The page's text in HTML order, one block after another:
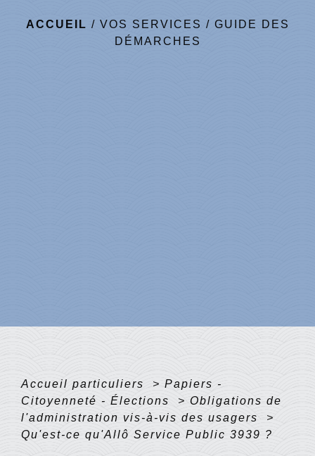
ACCUEIL / VOS SERVICES / GUIDE DES
DÉMARCHES
Accueil particuliers > Papiers -
Citoyenneté - Élections
> Obligations de
l'administration vis-à-vis des usagers
>
Qu'est-ce qu'Allô Service Public 3939 ?